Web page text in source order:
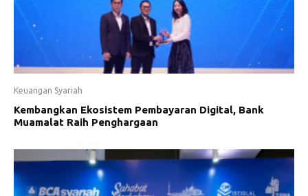
Keuangan Syariah
Kembangkan Ekosistem Pembayaran Digital, Bank
Muamalat Raih Penghargaan